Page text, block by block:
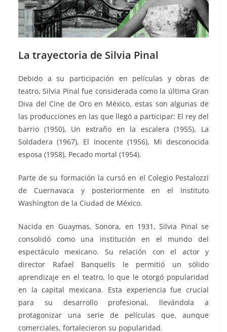
La trayectoria de Silvia Pinal
Debido a su participación en películas y obras de
teatro, Silvia Pinal fue considerada como la última Gran
Diva del Cine de Oro en México, estas son algunas de
las producciones en las que llegó a participar: El rey del
barrio (1950), Un extraño en la escalera (1955), La
Soldadera (1967), El Inocente (1956), Mi desconocida
esposa (1958), Pecado mortal (1954).
Parte de su formación la cursó en el Colegio Pestalozzi
de Cuernavaca y posteriormente en el Instituto
Washington de la Ciudad de México.
Nacida en Guaymas, Sonora, en 1931, Silvia Pinal se
consolidó como una institución en el mundo del
espectáculo mexicano. Su relación con el actor y
director Rafael Banquells le permitió un sólido
aprendizaje en el teatro, lo que le otorgó popularidad
en la capital mexicana. Esta experiencia fue crucial
para su desarrollo profesional, llevándola a
protagonizar una serie de películas que, aunque
comerciales, fortalecieron su popularidad.